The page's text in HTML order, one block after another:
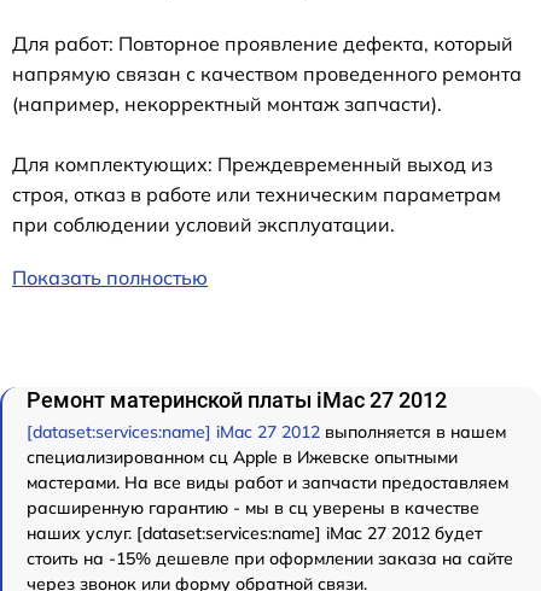
Для работ: Повторное проявление дефекта, который
напрямую связан с качеством проведенного ремонта
(например, некорректный монтаж запчасти).
Для комплектующих: Преждевременный выход из
строя, отказ в работе или техническим параметрам
при соблюдении условий эксплуатации.
Показать полностью
Ремонт материнской платы iMac 27 2012
[dataset:services:name] iMac 27 2012 выполняется в нашем
специализированном сц Apple в Ижевске опытными
мастерами. На все виды работ и запчасти предоставляем
расширенную гарантию - мы в сц уверены в качестве
наших услуг. [dataset:services:name] iMac 27 2012 будет
стоить на -15% дешевле при оформлении заказа на сайте
через звонок или форму обратной связи.